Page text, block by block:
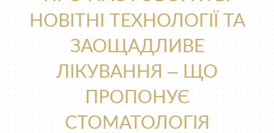
НОВІТНІ ТЕХНОЛОГІЇ ТА
ЗАОЩАДЛИВЕ
ЛІКУВАННЯ – ЩО
ПРОПОНУЄ
СТОМАТОЛОГІЯ